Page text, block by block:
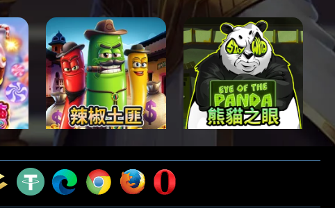
辣椒土匪 熊貓之眼